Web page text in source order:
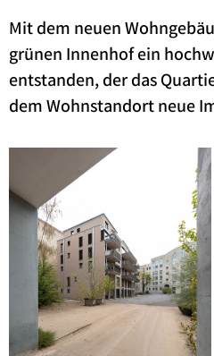
Mit dem neuen
grünen Innenhof ein
entstanden, der das
dem Wohnstandort neue